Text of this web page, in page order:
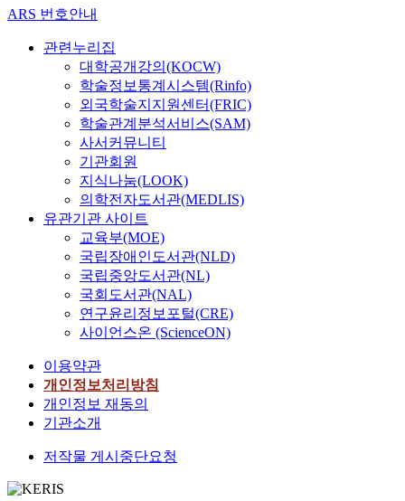
ARS 번호안내
관련누리집
대학공개강의(KOCW)
학술정보통계시스템(Rinfo)
외국학술지지원센터(FRIC)
학술관계분석서비스(SAM)
사서커뮤니티
기관회원
지식나눔(LOOK)
의학전자도서관(MEDLIS)
유관기관 사이트
교육부(MOE)
국립장애인도서관(NLD)
국립중앙도서관(NL)
국회도서관(NAL)
연구윤리정보포털(CRE)
사이언스온 (ScienceON)
이용약관
개인정보처리방침
개인정보 재동의
기관소개
저작물 게시중단요청